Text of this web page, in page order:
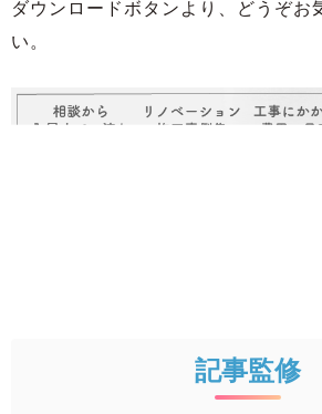
ダウンロードボタンより、どうぞお
い。
記事監修